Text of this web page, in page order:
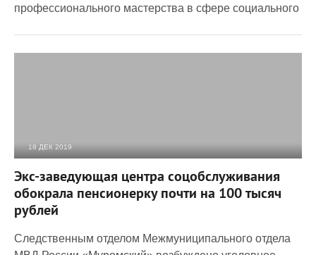
профессионального мастерства в сфере социального
18 ДЕК 2019
Экс-заведующая центра соцобслуживания
обокрала пенсионерку почти на 100 тысяч
рублей
Следственным отделом Межмуниципального отдела